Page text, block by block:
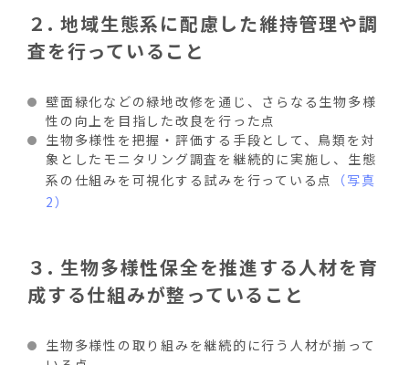
２ .地域生態系に配慮した維持管理や調
査を行っていること
壁面緑化などの緑地改修を通じ、さらなる生物多様
性の向上を目指した改良を行った点
生物多様性を把握・評価する手段として、鳥類を対
象としたモニタリング調査を継続的に実施し、生態
系の仕組みを可視化する試みを行っている点
（写真
2）
３ . 生物多様性保全を推進する人材を育
成する仕組みが整っていること
生物多様性の取り組みを継続的に行う人材が揃って